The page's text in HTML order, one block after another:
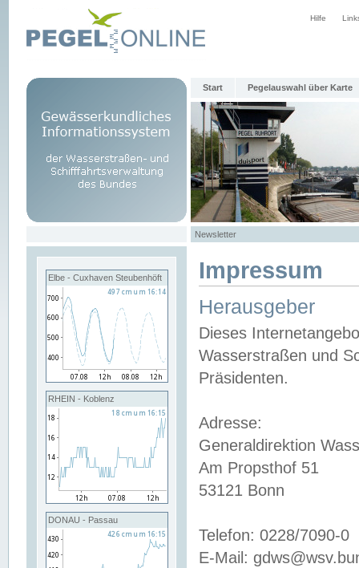
Hilfe
Start Pegelauswahl über Karte
Newsletter
Elbe - Cuxhaven Steubenhöft
RHEIN - Koblenz
DONAU - Passau
Impressum
Herausgeber
Dieses
Wasserstraßen und
Präsidenten.
Adresse:
Generaldirektion
Am Propsthof 51
53121 Bonn
Telefon: 0228/7090-0
E-Mail: